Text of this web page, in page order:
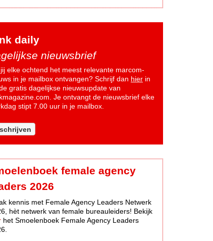
daily
nieuwsbrief
elke ochtend het meest relevante marcom-
in je mailbox ontvangen? Schrijf dan hier in
gratis dagelijkse nieuwsupdate van
Je ontvangt de nieuwsbrief elke
stipt 7.00 uur in je mailbox.
female agency
2026
kennis met Female Agency Leaders Netwerk
hèt netwerk van female bureauleiders! Bekijk
het Smoelenboek Female Agency Leaders